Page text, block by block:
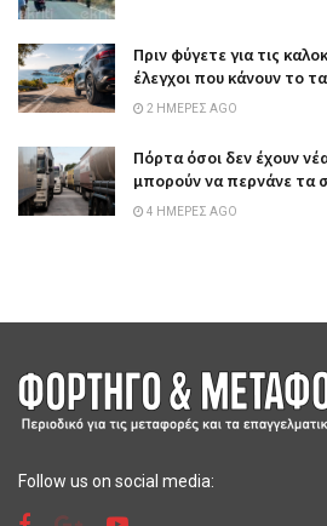
Πριν φύγετε για τις
έλεγχοι που κάνουν το
2 ΗΜΈΡΕΣ AGO
Πόρτα όσοι δεν έχουν
μπορούν να περνάνε τα
4 ΗΜΈΡΕΣ AGO
Follow us on social media: